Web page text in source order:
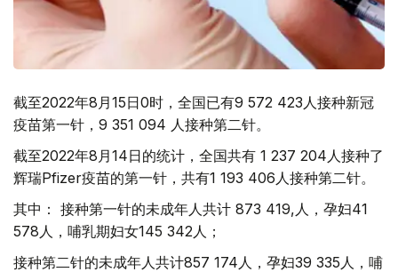
截至2022年8月15日0时，全国已有9 572 423人接种新冠
疫苗第一针，9 351 094 人接种第二针。
截至2022年8月14日的统计，全国共有 1 237 204人接种了
辉瑞Pfizer疫苗的第一针，共有1 193 406人接种第二针。
其中： 接种第一针的未成年人共计 873 419,人，孕妇41
578人，哺乳期妇女145 342人；
接种第二针的未成年人共计857 174人，孕妇39 335人，哺